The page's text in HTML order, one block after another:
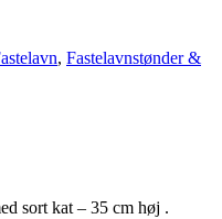
, Fastelavnstønder &
sort kat – 35 cm høj .